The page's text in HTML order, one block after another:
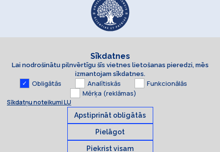
Sīkdatnes
Lai nodrošinātu pilnvērtīgu šīs vietnes lietošanas pieredzi, mēs
izmantojam sīkdatnes.
Obligātās Analītiskās
Funkcionālās
Mērķa (reklāmas)
Sīkdatņu noteikumi LU
Apstiprināt obligātās
Pielāgot
Piekrist visam